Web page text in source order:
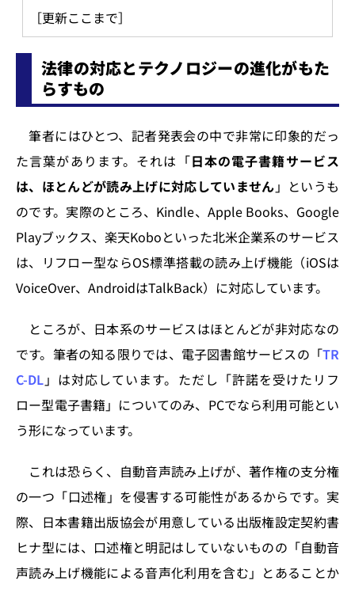
［更新ここまで］
法律の対応とテクノロジーの進化がもた
らすもの
筆者にはひとつ、記者発表会の中で非常に印象的だっ
た言葉があります。それは「日本の電子書籍サービス
は、ほとんどが読み上げに対応していません 」というも
のです。実際のところ、Kindle、Apple Books、Google
Playブックス、楽天Koboといった北米企業系のサービス
は、リフロー型ならOS標準搭載の読み上げ機能（iOSは
VoiceOver、AndroidはTalkBack）に対応しています。
ところが、日本系のサービスはほとんどが非対応なの
です。筆者の知る限りでは、電子図書館サービスの「TR
C-DL 」は対応しています。ただし「許諾を受けたリフ
ロー型電子書籍」についてのみ、PCでなら利用可能とい
う形になっています。
これは恐らく、自動音声読み上げが、著作権の支分権
の一つ「口述権」を侵害する可能性があるからです。実
際、日本書籍出版協会が用意している出版権設定契約書
ヒナ型には、口述権と明記はしていないものの「自動音
声読み上げ機能による音声化利用を含む」とあることか